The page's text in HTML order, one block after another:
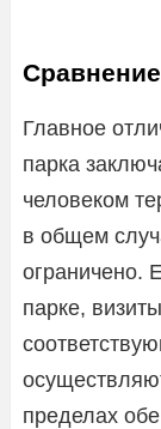
Сравнение
Главное
парка
человеком
в общем
ограничено.
парке,
пределах